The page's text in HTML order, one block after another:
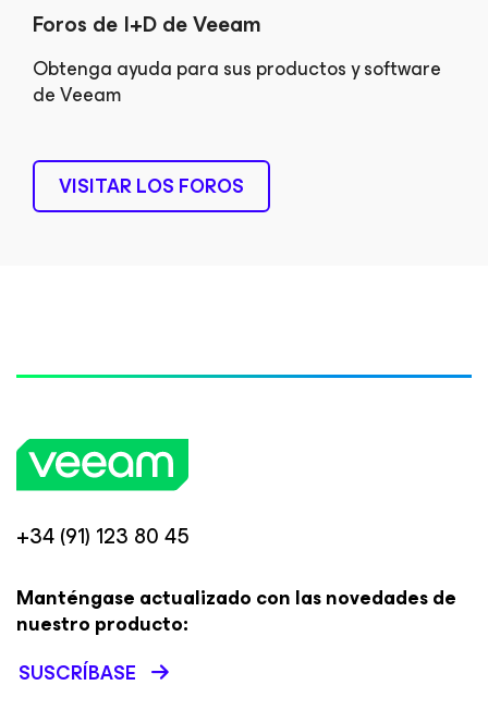
Foros de I+D de Veeam
Obtenga ayuda para sus productos y software
de Veeam
VISITAR LOS FOROS
+34 (91) 123 80 45
Manténgase actualizado con las novedades de
nuestro producto:
SUSCRÍBASE